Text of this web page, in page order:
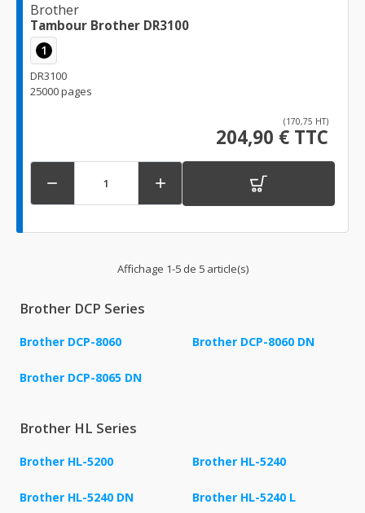
Brother
Tambour Brother DR3100
1
DR3100
25000 pages
(170,75 HT)
204,90 € TTC
 
Affichage 1-5 de 5 article(s)
Brother DCP Series
Brother DCP-8060 Brother DCP-8060 DN
Brother DCP-8065 DN
Brother HL Series
Brother HL-5200 Brother HL-5240
Brother HL-5240 DN Brother HL-5240 L